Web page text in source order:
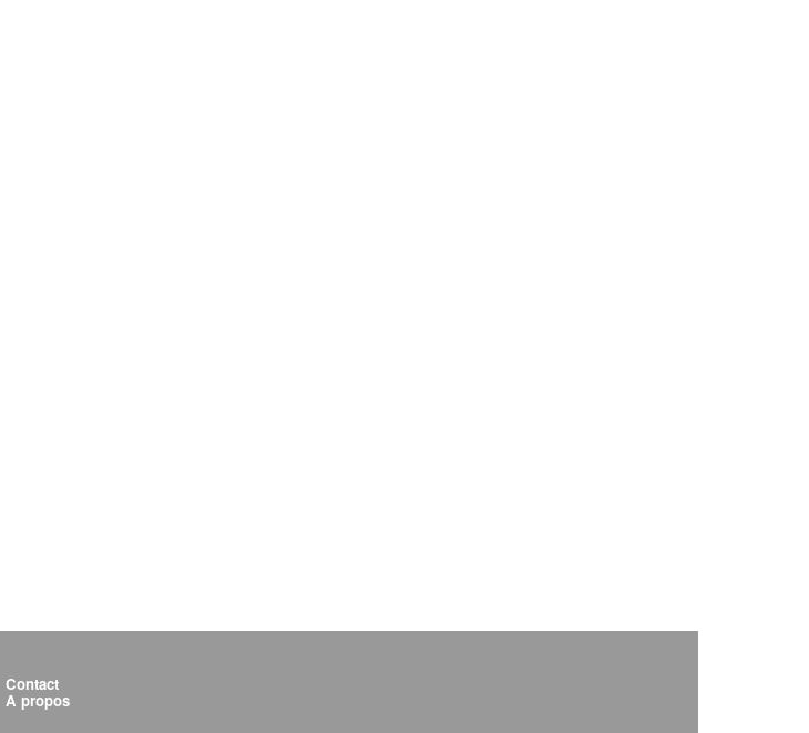
Contact
A propos